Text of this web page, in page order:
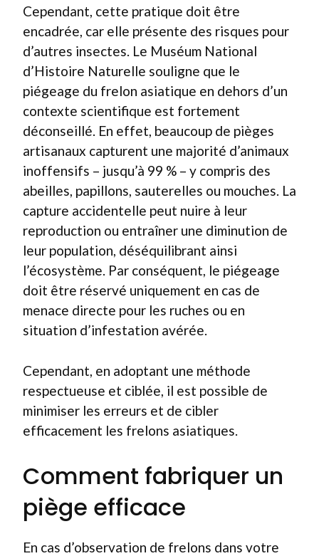
Cependant, cette pratique doit être
encadrée, car elle présente des risques pour
d’autres insectes. Le Muséum National
d’Histoire Naturelle souligne que le
piégeage du frelon asiatique en dehors d’un
contexte scientifique est fortement
déconseillé. En effet, beaucoup de pièges
artisanaux capturent une majorité d’animaux
inoffensifs – jusqu’à 99 % – y compris des
abeilles, papillons, sauterelles ou mouches. La
capture accidentelle peut nuire à leur
reproduction ou entraîner une diminution de
leur population, déséquilibrant ainsi
l’écosystème. Par conséquent, le piégeage
doit être réservé uniquement en cas de
menace directe pour les ruches ou en
situation d’infestation avérée.
Cependant, en adoptant une méthode
respectueuse et ciblée, il est possible de
minimiser les erreurs et de cibler
efficacement les frelons asiatiques.
Comment fabriquer un
piège efficace
En cas d’observation de frelons dans votre